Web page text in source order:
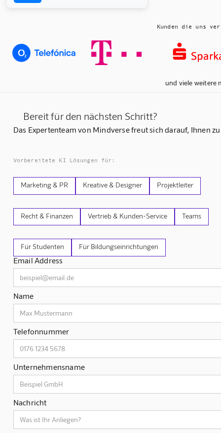
Kunden die uns
und viele weitere
Bereit für den nächsten Schritt?
Das Expertenteam von Mindverse freut sich darauf, Ihnen
Vorbereitete KI Lösungen für:
Marketing & PR Kreative & Designer Projektleiter
Recht & Finanzen Vertrieb & Kunden-Service Teams
Für Studenten Für Bildungseinrichtungen
Email Address
Name
Telefonnummer
Unternehmensname
Nachricht